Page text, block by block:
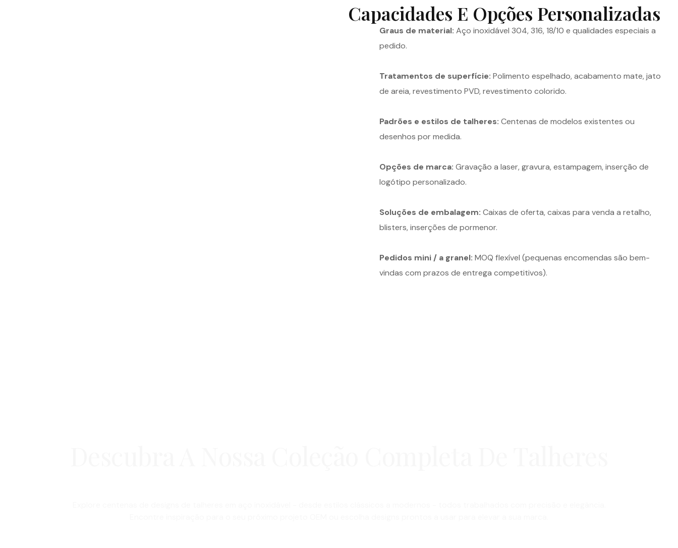
Capacidades E Opções Personalizadas
Graus de material: Aço inoxidável 304, 316, 18/10 e qualidades especiais a
pedido.
Tratamentos de superfície: Polimento espelhado, acabamento mate, jato
de areia, revestimento PVD, revestimento colorido.
Padrões e estilos de talheres: Centenas de modelos existentes ou
desenhos por medida.
Opções de marca: Gravação a laser, gravura, estampagem, inserção de
logótipo personalizado.
Soluções de embalagem: Caixas de oferta, caixas para venda a retalho,
blisters, inserções de pormenor.
Pedidos mini / a granel: MOQ flexível (pequenas encomendas são bem-
vindas com prazos de entrega competitivos).